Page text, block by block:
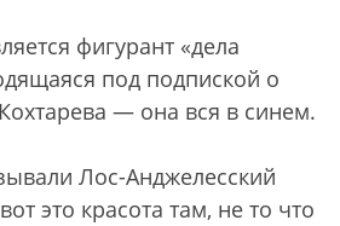
фигурант «дела
под подпиской о
— она вся в синем.
Лос-Анджелесский
это красота там, не то что